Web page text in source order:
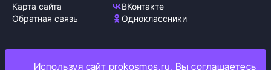
Карта сайта
Обратная связь
ВКонтакте
Одноклассники
Используя сайт prokosmos.ru, Вы соглашаетесь